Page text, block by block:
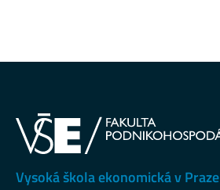
Vysoká škola ekonomická v Praze